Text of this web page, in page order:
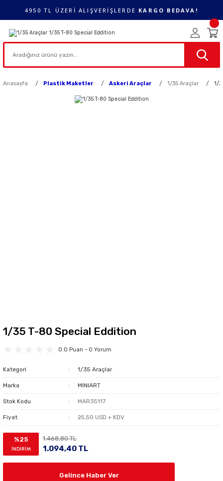
4950 TL ÜZERİ ALIŞVERİŞLERDE KARGO BEDAVA!
Anasayfa Plastik Maketler Askeri Araçlar 1/35 Araçlar 1/
1/35 T-80 Special Eddition
0.0 Puan - 0 Yorum
Kategori 1/35 Araçlar
Marka MINIART
Stok Kodu MAR35117
Fiyat 25,50 USD + KDV
%25
İNDİRİM
1.468,80 TL
1.094,40 TL
Gelince Haber Ver